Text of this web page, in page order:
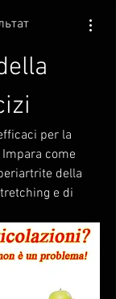
per la
come
della
e di